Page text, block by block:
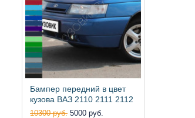
Бампер передний в цвет
кузова ВАЗ 2110 2111 2112
10300 руб. 5000 руб.